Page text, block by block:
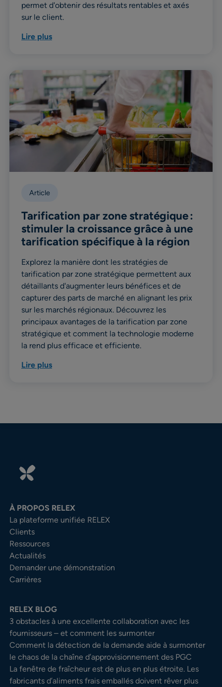
permet d'obtenir des résultats rentables et axés
sur le client.
Lire plus
Article
Tarification par zone stratégique :
stimuler la croissance grâce à une
tarification spécifique à la région
Explorez la manière dont les stratégies de
tarification par zone stratégique permettent aux
détaillants d'augmenter leurs bénéfices et de
capturer des parts de marché en alignant les prix
sur les marchés régionaux. Découvrez les
principaux avantages de la tarification par zone
stratégique et comment la technologie moderne
la rend plus efficace et efficiente.
Lire plus
À PROPOS RELEX
La plateforme unifiée RELEX
Clients
Ressources
Actualités
Demander une démonstration
Carrières
RELEX BLOG
3 obstacles à une excellente collaboration avec les
fournisseurs – et comment les surmonter
Comment la détection de la demande aide à surmonter
le chaos de la chaîne d’approvisionnement des PGC
La fenêtre de fraîcheur est de plus en plus étroite. Les
fabricants d’aliments frais emballés doivent rêver plus